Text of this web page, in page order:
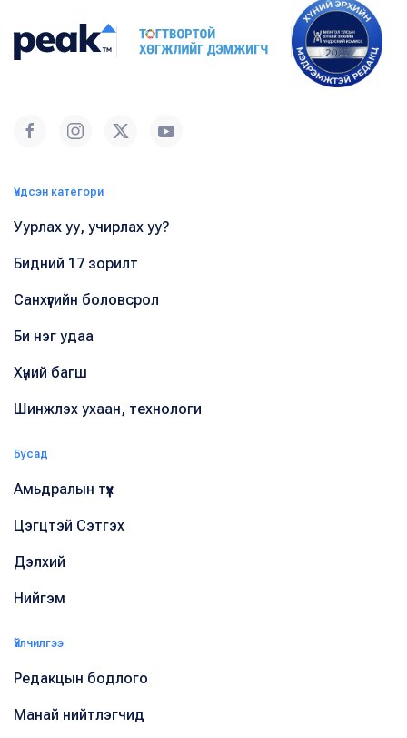
Үндсэн категори
Уурлах уу, учирлах уу?
Бидний 17 зорилт
Санхүүгийн боловсрол
Би нэг удаа
Хүний багш
Шинжлэх ухаан, технологи
Бусад
Амьдралын түүх
Цэгцтэй Сэтгэх
Дэлхий
Нийгэм
Үйлчилгээ
Редакцын бодлого
Манай нийтлэгчид